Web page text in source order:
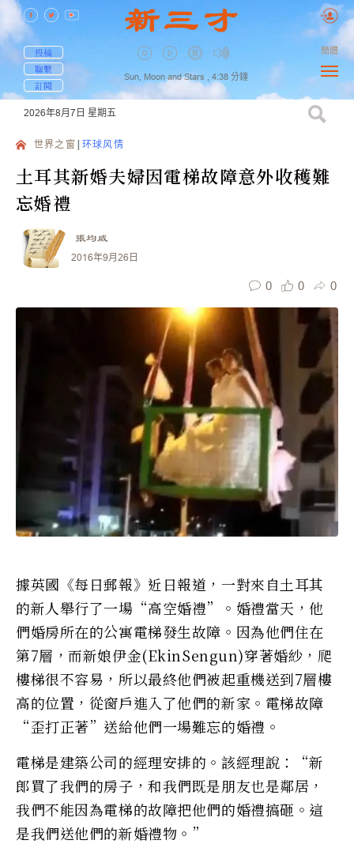
投稿
聯繫
訂閱
Sun, Moon and Stars , 4:38 分鐘
簡體
2026年8月7日 星期五
世界之窗 环球风情
土耳其新婚夫婦因電梯故障意外收穫難
忘婚禮
張均威
2016年9月26日
0 0 0
據英國《每日郵報》近日報道，一對來自土耳其
的新人舉行了一場“高空婚禮”。婚禮當天，他
們婚房所在的公寓電梯發生故障。因為他們住在
第7層，而新娘伊金(EkinSengun)穿著婚紗，爬
樓梯很不容易，所以最終他們被起重機送到7層樓
高的位置，從窗戶進入了他們的新家。電梯故障
“歪打正著”送給他們一場難忘的婚禮。
電梯是建築公司的經理安排的。該經理說：“新
郎買了我們的房子，和我們既是朋友也是鄰居，
我們不能因為電梯的故障把他們的婚禮搞砸。這
是我們送他們的新婚禮物。”